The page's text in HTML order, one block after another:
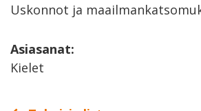
Uskonnot ja
Asiasanat:
Kielet